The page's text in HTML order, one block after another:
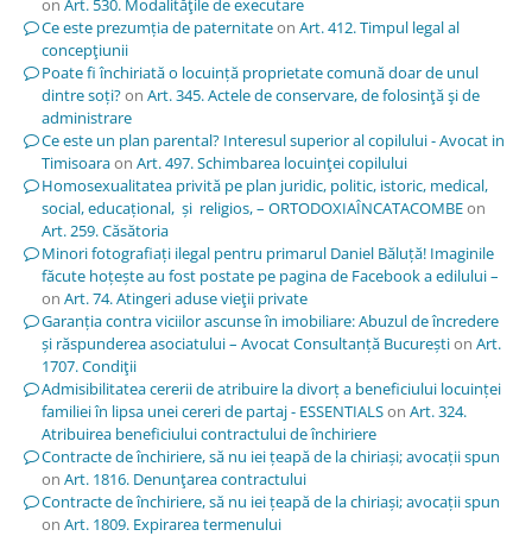
on Art. 530. Modalităţile de executare
Ce este prezumția de paternitateon Art. 412. Timpul legal al
concepţiunii
Poate fi închiriată o locuință proprietate comună doar de unul
dintre soți?on Art. 345. Actele de conservare, de folosinţă şi de
administrare
Ce este un plan parental? Interesul superior al copilului - Avocat in
Timisoaraon Art. 497. Schimbarea locuinţei copilului
Homosexualitatea privită pe plan juridic, politic, istoric, medical,
social, educațional, și religios, – ORTODOXIAÎNCATACOMBEon
Art. 259. Căsătoria
Minori fotografiați ilegal pentru primarul Daniel Băluță! Imaginile
făcute hoțește au fost postate pe pagina de Facebook a edilului –
on Art. 74. Atingeri aduse vieţii private
Garanția contra viciilor ascunse în imobiliare: Abuzul de încredere
și răspunderea asociatului – Avocat Consultanță Bucureștion Art.
1707. Condiţii
Admisibilitatea cererii de atribuire la divorț a beneficiului locuinței
familiei în lipsa unei cereri de partaj - ESSENTIALSon Art. 324.
Atribuirea beneficiului contractului de închiriere
Contracte de închiriere, să nu iei țeapă de la chiriași; avocații spun
on Art. 1816. Denunţarea contractului
Contracte de închiriere, să nu iei țeapă de la chiriași; avocații spun
on Art. 1809. Expirarea termenului